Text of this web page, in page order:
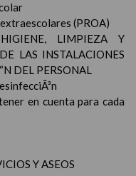
(PROA)
LIMPIEZA Y
LAS INSTALACIONES
DEL PERSONAL
en cuenta para cada
Y ASEOS